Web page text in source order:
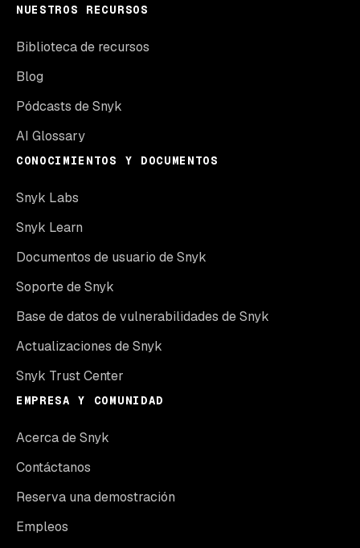
NUESTROS RECURSOS
Biblioteca de recursos
Blog
Pódcasts de Snyk
AI Glossary
CONOCIMIENTOS Y DOCUMENTOS
Snyk Labs
Snyk Learn
Documentos de usuario de Snyk
Soporte de Snyk
Base de datos de vulnerabilidades de Snyk
Actualizaciones de Snyk
Snyk Trust Center
EMPRESA Y COMUNIDAD
Acerca de Snyk
Contáctanos
Reserva una demostración
Empleos